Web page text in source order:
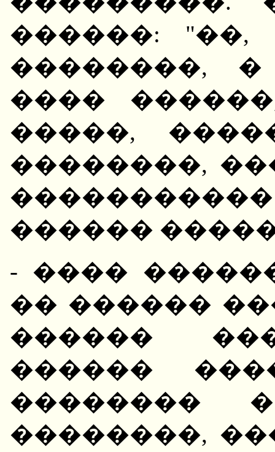
������: "��,
��������,
����
�����,
��������,
������
- ����
�� ������
������
������
��������
��������,